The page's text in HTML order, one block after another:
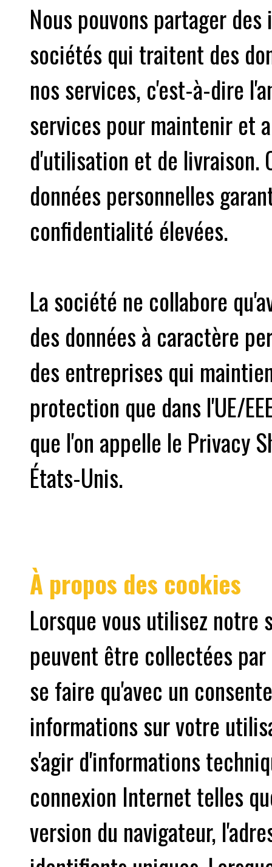
Nous pouvons partager
sociétés qui traitent des
nos services, c'est-à-dire
services pour maintenir et
d'utilisation et de livraison.
données personnelles
confidentialité élevées.
La société ne collabore
des données à caractère
des entreprises qui
protection que dans l'UE/
que l'on appelle le Privacy
États-Unis.
À propos des cookies
Lorsque vous utilisez notre
peuvent être collectées
se faire qu'avec un
informations sur votre
s'agir d'informations
connexion Internet telles
version du navigateur,